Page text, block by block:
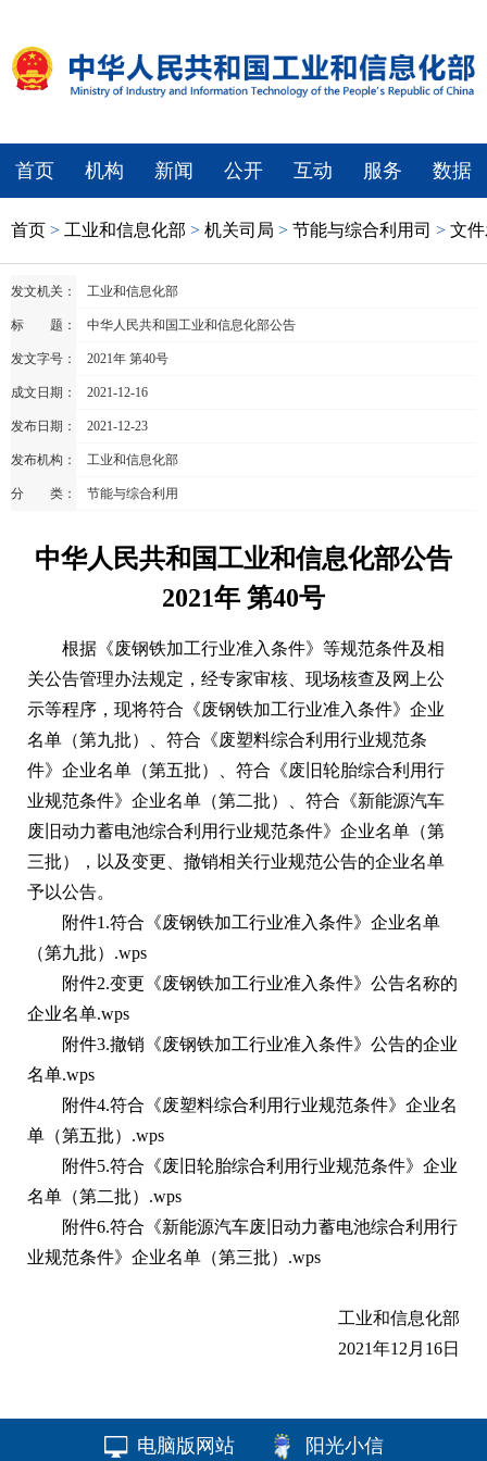
首页 机构 新闻 公开 互动 服务 数据
首页 > 工业和信息化部 > 机关司局 > 节能与综合利用司 > 文
发文机关： 工业和信息化部
标 题： 中华人民共和国工业和信息化部公告
发文字号： 2021年 第40号
成文日期： 2021-12-16
发布日期： 2021-12-23
发布机构： 工业和信息化部
分 类： 节能与综合利用
中华人民共和国工业和信息化部公告
2021年 第40号
根据《废钢铁加工行业准入条件》等规范条件及相
关公告管理办法规定，经专家审核、现场核查及网上公
示等程序，现将符合《废钢铁加工行业准入条件》企业
名单（第九批）、符合《废塑料综合利用行业规范条
件》企业名单（第五批）、符合《废旧轮胎综合利用行
业规范条件》企业名单（第二批）、符合《新能源汽车
废旧动力蓄电池综合利用行业规范条件》企业名单（第
三批），以及变更、撤销相关行业规范公告的企业名单
予以公告。
附件1.符合《废钢铁加工行业准入条件》企业名单
（第九批）.wps
附件2.变更《废钢铁加工行业准入条件》公告名称的
企业名单.wps
附件3.撤销《废钢铁加工行业准入条件》公告的企业
名单.wps
附件4.符合《废塑料综合利用行业规范条件》企业名
单（第五批）.wps
附件5.符合《废旧轮胎综合利用行业规范条件》企业
名单（第二批）.wps
附件6.符合《新能源汽车废旧动力蓄电池综合利用行
业规范条件》企业名单（第三批）.wps
工业和信息化部
2021年12月16日
电脑版网站 阳光小信